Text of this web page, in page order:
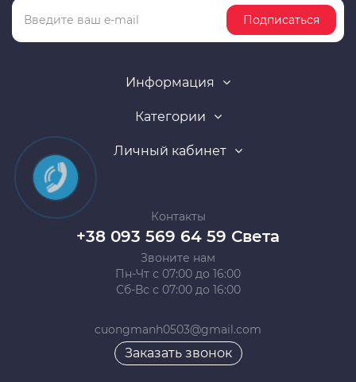
Подписаться
Информация
Категории
Личный кабинет
Контакты
+38 093 569 64 59 Света
Звоните нам
Пн-Чт с 07:00 до 16:00
Сб-Вс с 07:00 до 16:00
cuongmanh0503@gmail.com
Заказать звонок